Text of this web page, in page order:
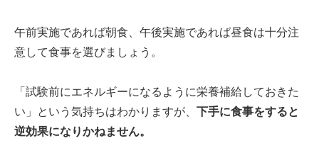
午前実施であれば朝食、午後実施であれば昼食は十分注
意して食事を選びましょう。
「試験前にエネルギーになるように栄養補給しておきた
い」という気持ちはわかりますが、 下手に食事をすると
逆効果になりかねません。